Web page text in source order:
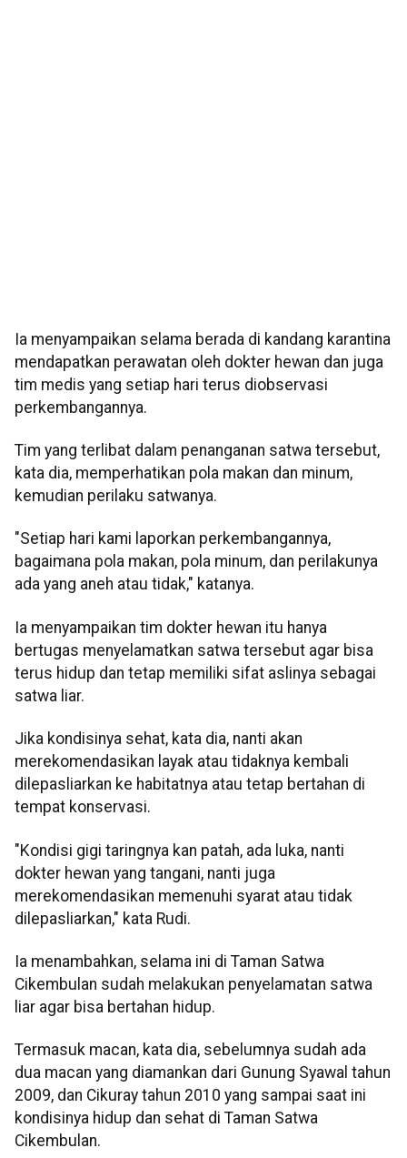
Ia menyampaikan selama berada di kandang karantina
mendapatkan perawatan oleh dokter hewan dan juga
tim medis yang setiap hari terus diobservasi
perkembangannya.
Tim yang terlibat dalam penanganan satwa tersebut,
kata dia, memperhatikan pola makan dan minum,
kemudian perilaku satwanya.
"Setiap hari kami laporkan perkembangannya,
bagaimana pola makan, pola minum, dan perilakunya
ada yang aneh atau tidak," katanya.
Ia menyampaikan tim dokter hewan itu hanya
bertugas menyelamatkan satwa tersebut agar bisa
terus hidup dan tetap memiliki sifat aslinya sebagai
satwa liar.
Jika kondisinya sehat, kata dia, nanti akan
merekomendasikan layak atau tidaknya kembali
dilepasliarkan ke habitatnya atau tetap bertahan di
tempat konservasi.
"Kondisi gigi taringnya kan patah, ada luka, nanti
dokter hewan yang tangani, nanti juga
merekomendasikan memenuhi syarat atau tidak
dilepasliarkan," kata Rudi.
Ia menambahkan, selama ini di Taman Satwa
Cikembulan sudah melakukan penyelamatan satwa
liar agar bisa bertahan hidup.
Termasuk macan, kata dia, sebelumnya sudah ada
dua macan yang diamankan dari Gunung Syawal tahun
2009, dan Cikuray tahun 2010 yang sampai saat ini
kondisinya hidup dan sehat di Taman Satwa
Cikembulan.